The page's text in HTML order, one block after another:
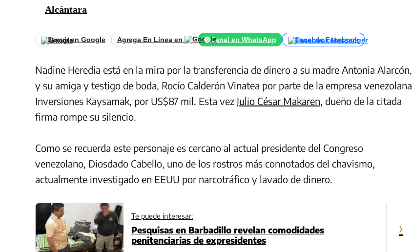
Alcántara
Seguir en Google Agrega En Línea en Canal en WhatsApp Canal de Facebook
Nadine Heredia está en la mira por la transferencia de dinero a su madre Antonia Alarcón,
y su amiga y testigo de boda, Rocío Calderón Vinatea por parte de la empresa venezolana
Inversiones Kaysamak, por US$87 mil. Esta vez Julio César Makaren, dueño de la citada
firma rompe su silencio.
Como se recuerda este personaje es cercano al actual presidente del Congreso
venezolano, Diosdado Cabello, uno de los rostros más connotados del chavismo,
actualmente investigado en EEUU por narcotráfico y lavado de dinero.
Te puede interesar:
Pesquisas en Barbadillo revelan comodidades
penitenciarias de expresidentes
›